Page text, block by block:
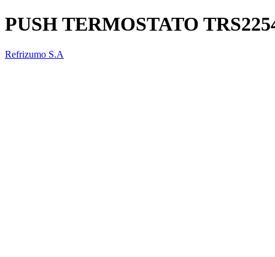
PUSH TERMOSTATO
Refrizumo S.A